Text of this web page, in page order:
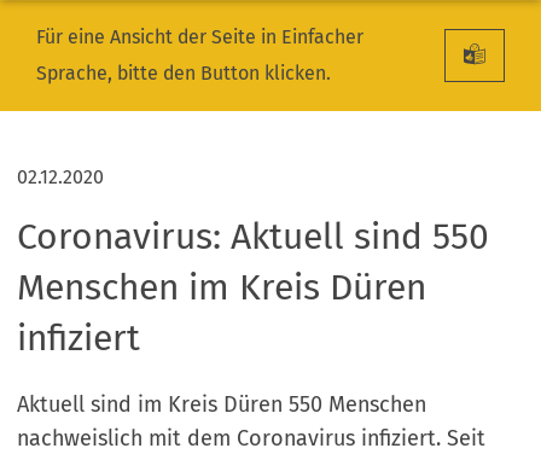
Für eine Ansicht der Seite in Einfacher
Sprache, bitte den Button klicken.
02.12.2020
Coronavirus: Aktuell sind 550
Menschen im Kreis Düren
infiziert
Aktuell sind im Kreis Düren 550 Menschen
nachweislich mit dem Coronavirus infiziert. Seit